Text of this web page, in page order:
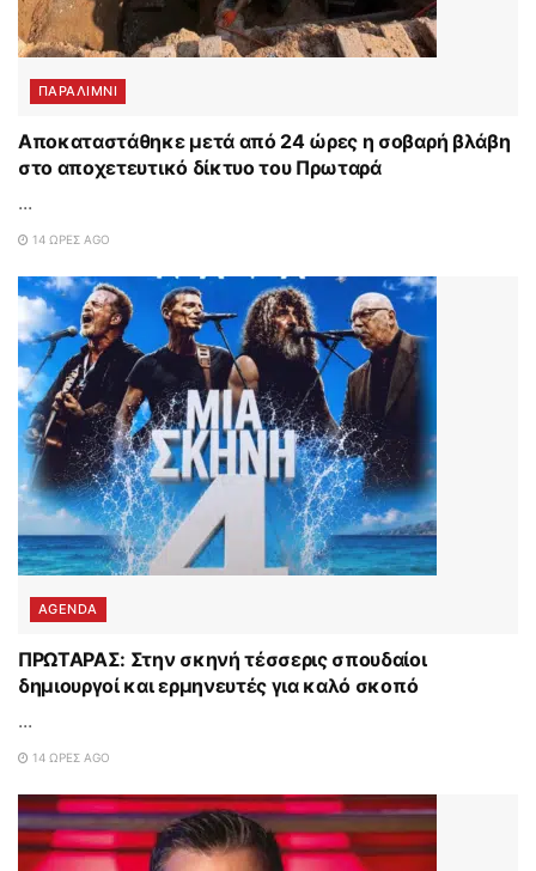
ΠΑΡΑΛΊΜΝΙ
Αποκαταστάθηκε μετά από 24 ώρες η σοβαρή βλάβη
στο αποχετευτικό δίκτυο του Πρωταρά
...
14 ΏΡΕΣ AGO
AGENDA
ΠΡΩΤΑΡΑΣ: Στην σκηνή τέσσερις σπουδαίοι
δημιουργοί και ερμηνευτές για καλό σκοπό
...
14 ΏΡΕΣ AGO